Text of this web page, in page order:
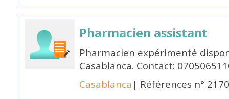
Pharmacien assistant
Pharmacien expérimenté
Casablanca. Contact:
Casablanca | Références n°